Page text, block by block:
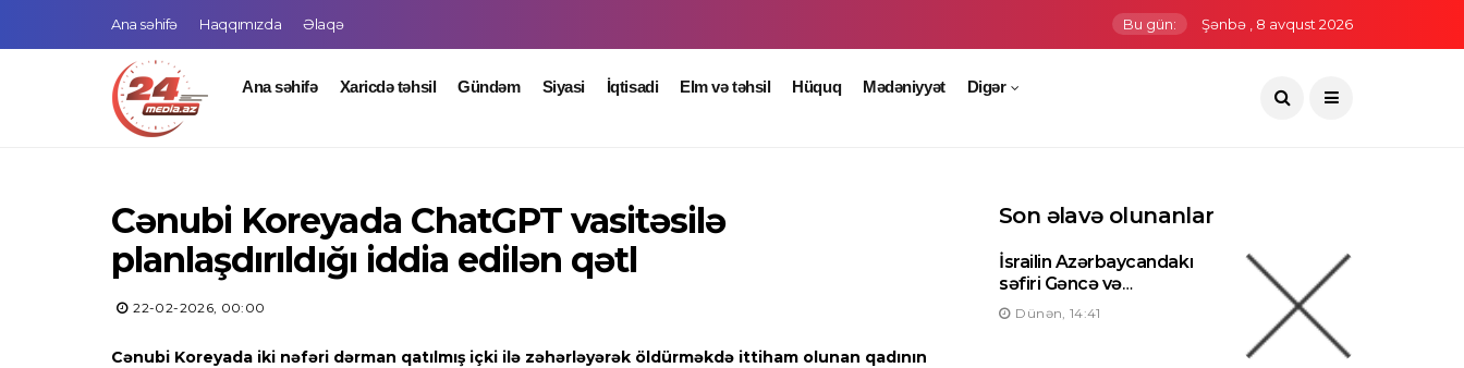
Ana səhifə Haqqımızda Əlaqə Bu gün: Şənbə , 8 avqust 2026
Ana səhifə Xaricdə təhsil Gündəm Siyasi İqtisadi Elm və təhsil Hüquq Mədəniyyət Digər
Cənubi Koreyada ChatGPT vasitəsilə
planlaşdırıldığı iddia edilən qətl
22-02-2026, 00:00
Cənubi Koreyada iki nəfəri dərman qatılmış içki ilə zəhərləyərək öldürməkdə ittiham olunan qadının
Son əlavə olunanlar
İsrailin Azərbaycandakı
səfiri Gəncə və
Mingəçevirə səfər edib
Dünən, 14:41